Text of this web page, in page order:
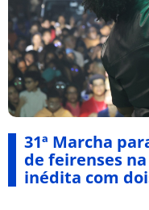
31ª Marcha
de feirenses
inédita com